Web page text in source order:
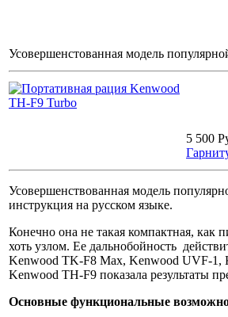
Усовершенстованная модель
5 500
Усовершенствованная модель
инструкция на русском языке.
Конечно она не такая компактная, как
хоть узлом. Ее дальнобойность
Kenwood TK-F8 Max, Kenwood UVF-1,
Kenwood TH-F9 показала результаты
Основные функциональные